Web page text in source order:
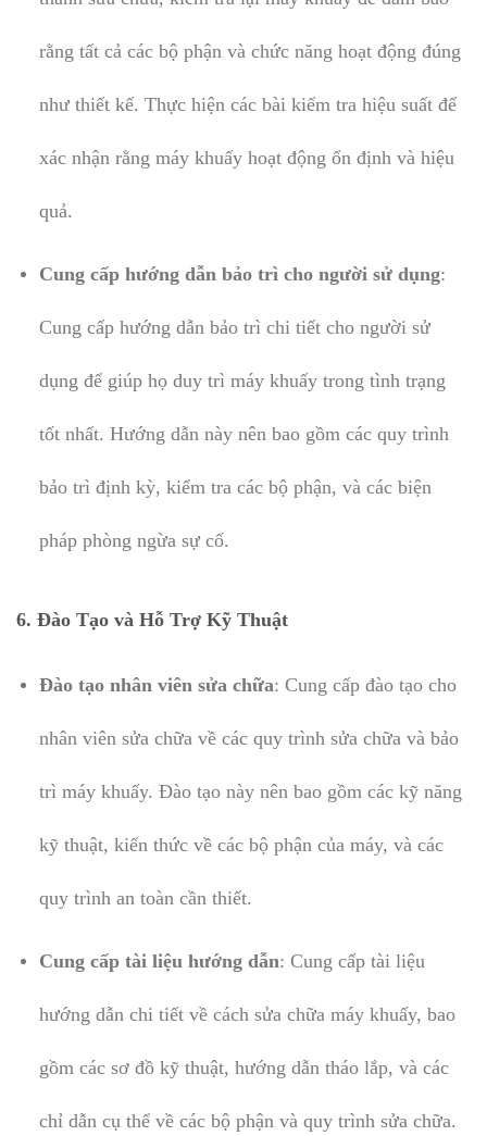
rằng tất cả các bộ phận và chức năng hoạt động đúng
như thiết kế. Thực hiện các bài kiểm tra hiệu suất để
xác nhận rằng máy khuấy hoạt động ổn định và hiệu
quả.
Cung cấp hướng dẫn bảo trì cho người sử dụng:
Cung cấp hướng dẫn bảo trì chi tiết cho người sử
dụng để giúp họ duy trì máy khuấy trong tình trạng
tốt nhất. Hướng dẫn này nên bao gồm các quy trình
bảo trì định kỳ, kiểm tra các bộ phận, và các biện
pháp phòng ngừa sự cố.
6. Đào Tạo và Hỗ Trợ Kỹ Thuật
Đào tạo nhân viên sửa chữa: Cung cấp đào tạo cho
nhân viên sửa chữa về các quy trình sửa chữa và bảo
trì máy khuấy. Đào tạo này nên bao gồm các kỹ năng
kỹ thuật, kiến thức về các bộ phận của máy, và các
quy trình an toàn cần thiết.
Cung cấp tài liệu hướng dẫn: Cung cấp tài liệu
hướng dẫn chi tiết về cách sửa chữa máy khuấy, bao
gồm các sơ đồ kỹ thuật, hướng dẫn tháo lắp, và các
chỉ dẫn cụ thể về các bộ phận và quy trình sửa chữa.